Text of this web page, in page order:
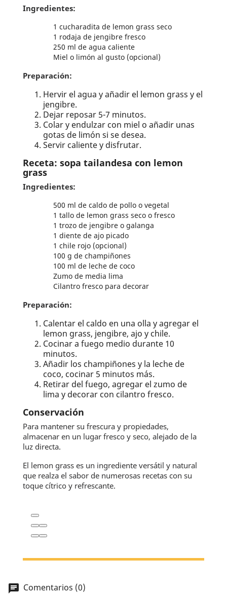
Ingredientes:
1 cucharadita de lemon grass seco
1 rodaja de jengibre fresco
250 ml de agua caliente
Miel o limón al gusto (opcional)
Preparación:
Hervir el agua y añadir el lemon grass y el
jengibre.
Dejar reposar 5-7 minutos.
Colar y endulzar con miel o añadir unas
gotas de limón si se desea.
Servir caliente y disfrutar.
Receta: sopa tailandesa con lemon
grass
Ingredientes:
500 ml de caldo de pollo o vegetal
1 tallo de lemon grass seco o fresco
1 trozo de jengibre o galanga
1 diente de ajo picado
1 chile rojo (opcional)
100 g de champiñones
100 ml de leche de coco
Zumo de media lima
Cilantro fresco para decorar
Preparación:
Calentar el caldo en una olla y agregar el
lemon grass, jengibre, ajo y chile.
Cocinar a fuego medio durante 10
minutos.
Añadir los champiñones y la leche de
coco, cocinar 5 minutos más.
Retirar del fuego, agregar el zumo de
lima y decorar con cilantro fresco.
Conservación
Para mantener su frescura y propiedades,
almacenar en un lugar fresco y seco, alejado de la
luz directa.
El lemon grass es un ingrediente versátil y natural
que realza el sabor de numerosas recetas con su
toque cítrico y refrescante.
chat Comentarios (0)